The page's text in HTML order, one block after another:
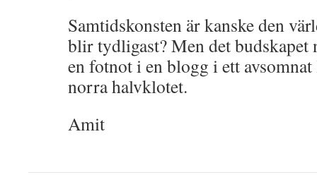
Samtidskonsten är kanske den
blir tydligast? Men det budskapet
en fotnot i en blogg i ett avsomnat
norra halvklotet.
Amit